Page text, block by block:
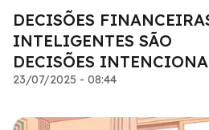
DECISÕES
INTELIGENTES SÃO
DECISÕES
23/07/2025 - 08:44